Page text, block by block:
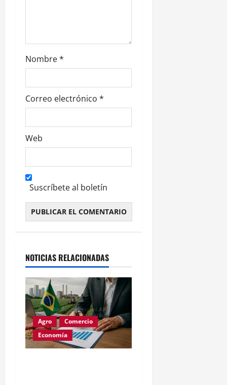
a
s
Nombre*
Correo electrónico *
Web
Suscríbete al boletín
NOTICIAS RELACIONADAS
Agro
Comercio
Economía